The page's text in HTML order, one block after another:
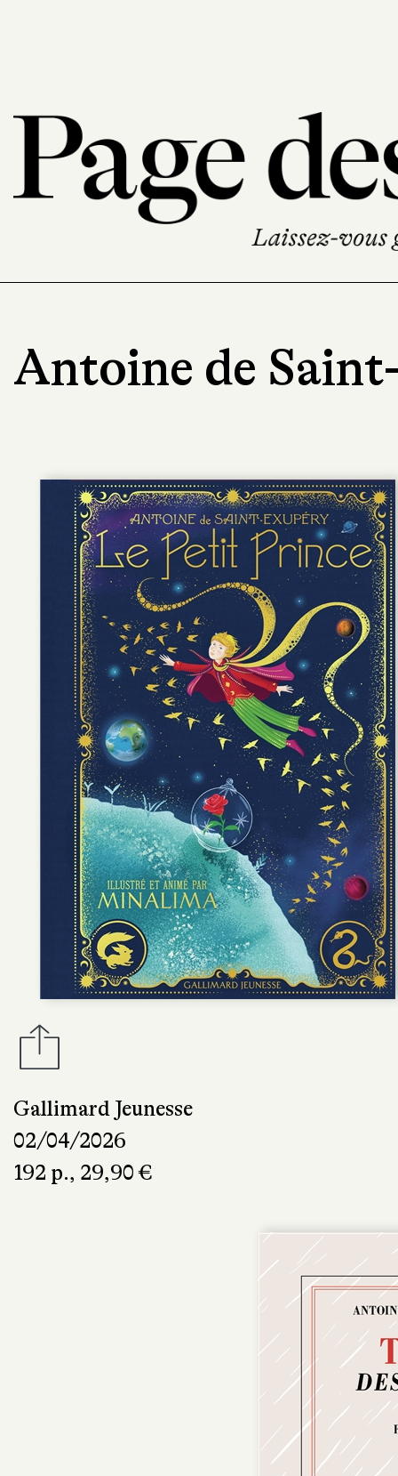
Antoine de
Gallimard Jeunesse
02/04/2026
192 p., 29,90 €